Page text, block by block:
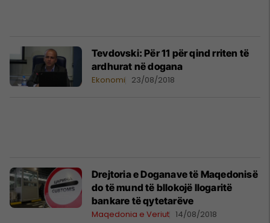
Tevdovski: Për 11 për qind rriten të
ardhurat në dogana
Ekonomi 23/08/2018
Drejtoria e Doganave të Maqedonisë
do të mund të bllokojë llogaritë
bankare të qytetarëve
Maqedonia e Veriut 14/08/2018